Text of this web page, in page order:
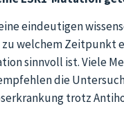
eindeutigen
zu welchem Zeitpunkt
sinnvoll ist. Viele
die
trotz